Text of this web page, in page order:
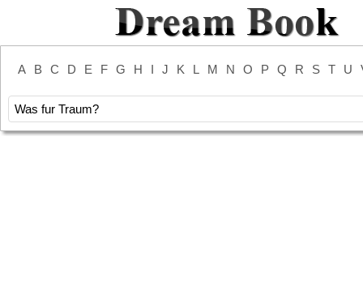
A B C D E F G H I J K L M N O P Q R S T U